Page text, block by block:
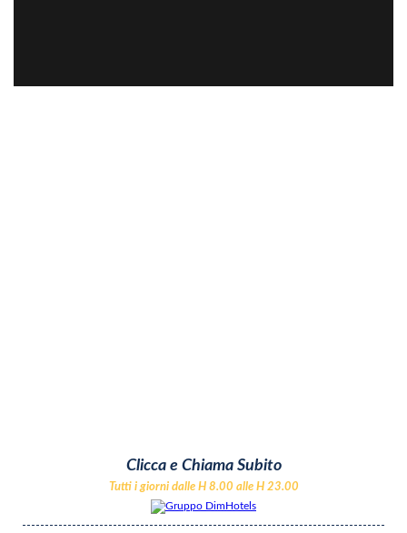
Clicca e Chiama Subito
Tutti i giorni dalle H 8.00 alle H 23.00